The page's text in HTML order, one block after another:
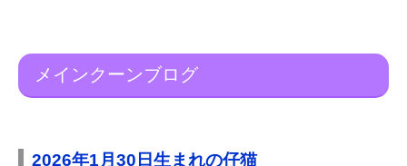
メインクーンブログ
2026年1月30日生まれの仔猫